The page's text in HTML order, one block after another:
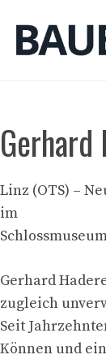
Inhalt
springen
Linz (OTS) –
im
Gerhard
zugleich
Seit
Können und